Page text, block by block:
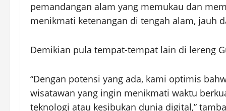
pemandangan alam yang memukau dan
menikmati ketenangan di tengah alam, jauh
Demikian pula tempat-tempat lain di lereng
“Dengan potensi yang ada, kami optimis
wisatawan yang ingin menikmati waktu
teknologi atau kesibukan dunia digital,”